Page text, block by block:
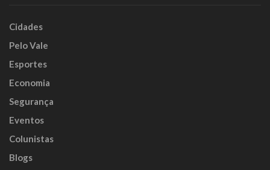
Cidades
Pelo Vale
Esportes
Economia
Segurança
Eventos
Colunistas
Blogs